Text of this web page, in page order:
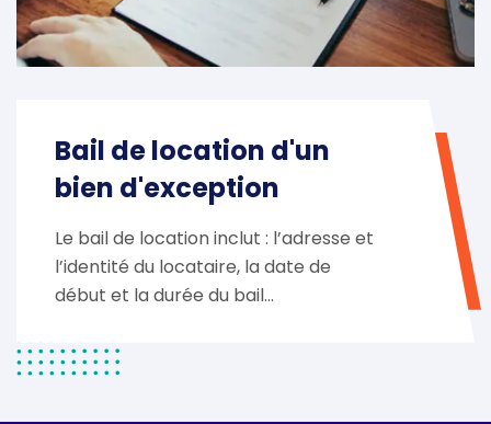
Bail de location d'un
bien d'exception
Le bail de location inclut : l’adresse et
l’identité du locataire, la date de
début et la durée du bail…